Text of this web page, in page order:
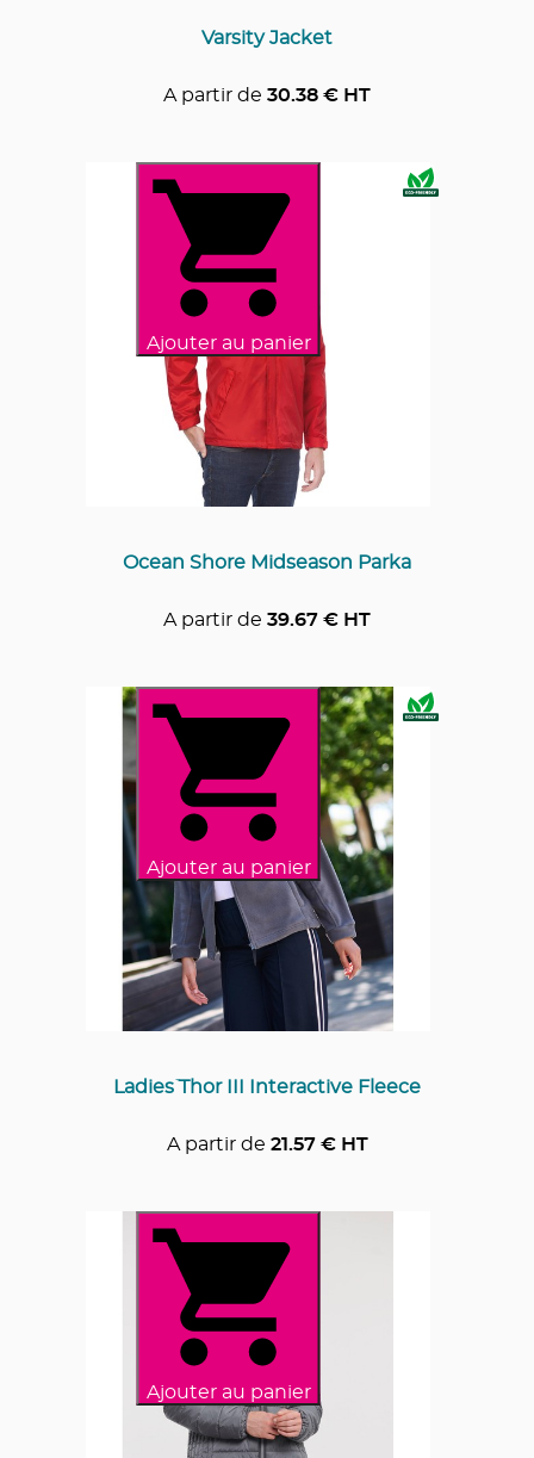
Varsity Jacket
A partir de 30.38 € HT
Ajouter au panier
Ocean Shore Midseason Parka
A partir de 39.67 € HT
Ajouter au panier
Ladies` Thor III Interactive Fleece
A partir de 21.57€ HT
Ajouter au panier